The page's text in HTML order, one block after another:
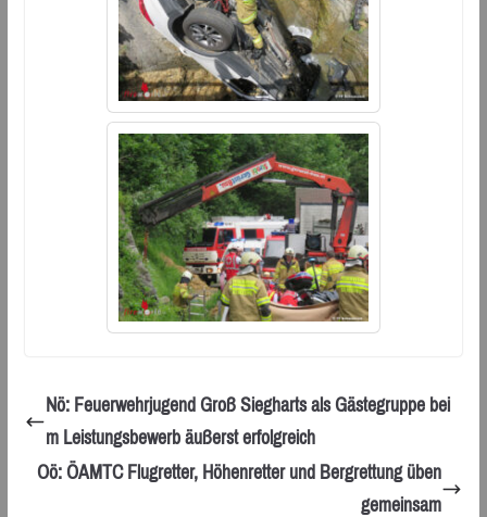
Nö: Feuerwehrjugend Groß Siegharts als Gästegruppe bei
m Leistungsbewerb äußerst erfolgreich
Oö: ÖAMTC Flugretter, Höhenretter und Bergrettung üben
gemeinsam